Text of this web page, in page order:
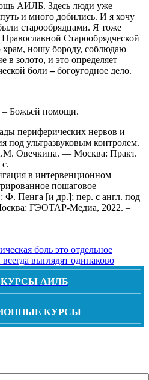
АИЛБ. Здесь люди уже
и много добились. И я хочу
старообрядцами. Я тоже
Старообрядческой
ношу бороду, соблюдаю
золото, и это определяет
боли–богоугодное дело.
– Божьей помощи.
периферических нервов и
под ультразвуковым контролем.
Овечкина. — Москва: Практ.
в интервенционном
пошаговое
Ф. Пенга [и др.]; пер. с англ. под
ГЭОТАР-Медиа, 2022. –
боль это отдельное
выглядят одинаково
АИЛБ
КУРСЫ